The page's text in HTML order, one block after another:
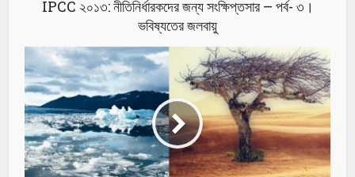
IPCC ২০১৩: নীতিনির্ধারকদের জন্য সংক্ষিপ্তসার – পর্ব- ৩।
ভবিষ্যতের জলবায়ু